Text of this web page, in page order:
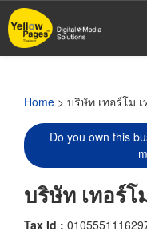
Skip
to
main
Home > บริษัท เทอร์โม
Do you own this
บริษัท เทอร์โ
Tax Id :